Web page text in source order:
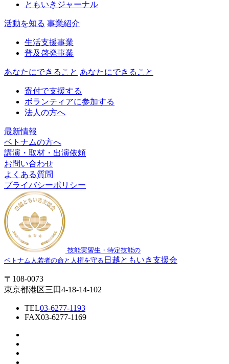
ともいきジャーナル
活動を知る 事業紹介
生活支援事業
普及啓発事業
あなたにできること あなたにできること
寄付で支援する
ボランティアに参加する
法人の方へ
最新情報
ベトナムの方へ
講演・取材・出演依頼
お問い合わせ
よくある質問
プライバシーポリシー
技能実習生・特定技能の
ベトナム人若者の命と人権を守る 日越ともいき支援会
〒108-0073
東京都港区三田4-18-14-102
TEL03-6277-1193
FAX03-6277-1169